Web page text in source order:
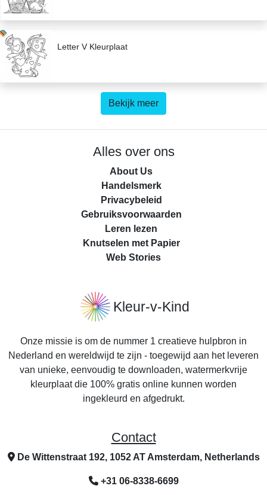
Letter V Kleurplaat
Bekijk meer
Alles over ons
About Us
Handelsmerk
Privacybeleid
Gebruiksvoorwaarden
Leren lezen
Knutselen met Papier
Web Stories
Kleur-v-Kind
Onze missie is om de nummer 1 creatieve hulpbron in
Nederland en wereldwijd te zijn - toegewijd aan het leveren
van unieke, eenvoudig te downloaden, watermerkvrije
kleurplaat die 100% gratis online kunnen worden
ingekleurd en afgedrukt.
Contact
De Wittenstraat 192, 1052 AT Amsterdam, Netherlands
+31 06-8338-6699